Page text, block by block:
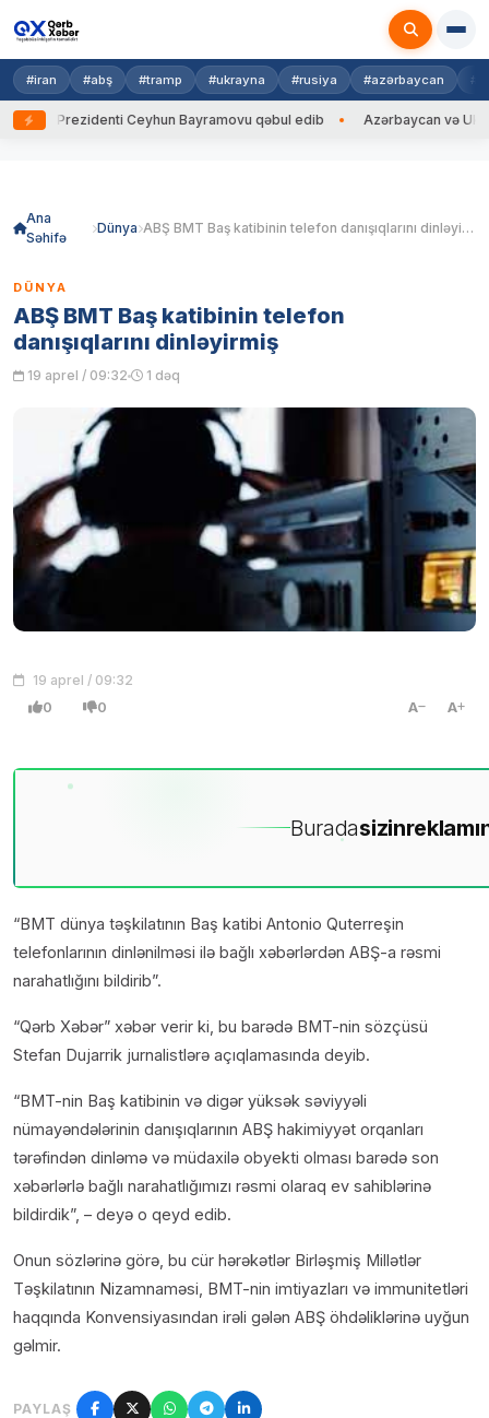
#iran #abş #tramp #ukrayna #rusiya #azərbaycan
Prezidenti Ceyhun Bayramovu qəbul edib Azərbaycan və
Ana
Səhifə
Dünya ABŞ BMT Baş katibinin telefon danışıqlarını dinləyirmiş
DÜNYA
ABŞ BMT Baş katibinin telefon
danışıqlarını dinləyirmiş
19 aprel / 09:32 1 dəq
19 aprel / 09:32
0 0 A A
Buradasizin
“BMT dünya təşkilatının Baş katibi Antonio Quterreşin
telefonlarının dinlənilməsi ilə bağlı xəbərlərdən ABŞ-a rəsmi
narahatlığını bildirib”.
“Qərb Xəbər” xəbər verir ki, bu barədə BMT-nin sözçüsü
Stefan Dujarrik jurnalistlərə açıqlamasında deyib.
“BMT-nin Baş katibinin və digər yüksək səviyyəli
nümayəndələrinin danışıqlarının ABŞ hakimiyyət orqanları
tərəfindən dinləmə və müdaxilə obyekti olması barədə son
xəbərlərlə bağlı narahatlığımızı rəsmi olaraq ev sahiblərinə
bildirdik”, – deyə o qeyd edib.
Onun sözlərinə görə, bu cür hərəkətlər Birləşmiş Millətlər
Təşkilatının Nizamnaməsi, BMT-nin imtiyazları və immunitetləri
haqqında Konvensiyasından irəli gələn ABŞ öhdəliklərinə uyğun
gəlmir.
PAYLAŞ